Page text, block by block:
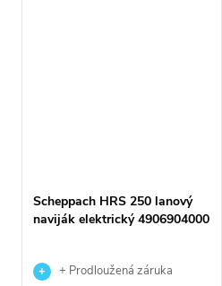
Scheppach HRS 250 lanový
naviják elektrický 4906904000
+ Prodloužená záruka